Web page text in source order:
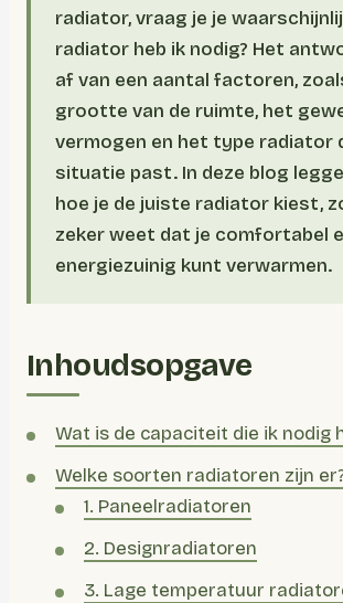
radiator, vraag je je
radiator heb ik nodig? Het
af van een aantal factoren,
grootte van de ruimte, het
vermogen en het type radiator
situatie past. In deze blog
hoe je de juiste radiator kiest,
zeker weet dat je comfortabel
energiezuinig kunt verwarmen.
Inhoudsopgave
Wat is de capaciteit die ik nodig
Welke soorten radiatoren zijn
1. Paneelradiatoren
2. Designradiatoren
3. Lage temperatuur